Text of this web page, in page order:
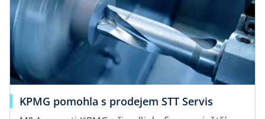
KPMG pomohla s prodejem STT Servis